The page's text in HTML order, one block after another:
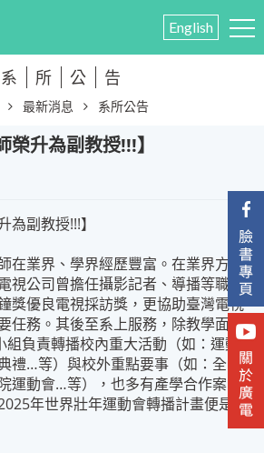
English
系 所 公 告
最新消息 系所公告
榮升為副教授!!!】
為副教授!!!】
在業界、學界經歷豐富。在業界方
視公司曾擔任攝影記者、導播等職
獎優良電視採訪獎，更協助臺灣電視
任務。其後至系上服務，除教學面的
組負責轉播校內重大活動（如：運動
禮…等）與校外重點要事（如：全國
運動會…等），也多有產學合作案，
年世界壯年運動會轉播計畫便是重